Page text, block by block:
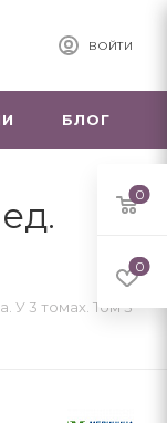
ВОЙТИ
БЛОГ
У 3 томах. Том 3
0
0